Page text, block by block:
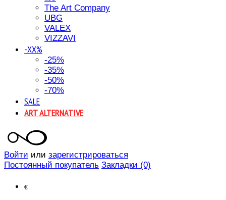
The Art Company
UBG
VALEX
VIZZAVI
-XX%
-25%
-35%
-50%
-70%
SALE
ART ALTERNATIVE
Войти или зарегистрироваться
Постоянный покупатель Закладки (0)
€